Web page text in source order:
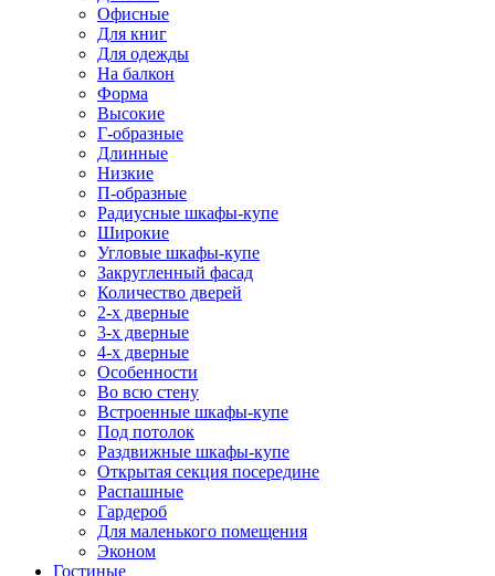
Офисные
Для книг
Для одежды
На балкон
Форма
Высокие
Г-образные
Длинные
Низкие
П-образные
Радиусные шкафы-купе
Широкие
Угловые шкафы-купе
Закругленный фасад
Количество дверей
2-х дверные
3-х дверные
4-х дверные
Особенности
Во всю стену
Встроенные шкафы-купе
Под потолок
Раздвижные шкафы-купе
Открытая секция посередине
Распашные
Гардероб
Для маленького помещения
Эконом
Гостиные